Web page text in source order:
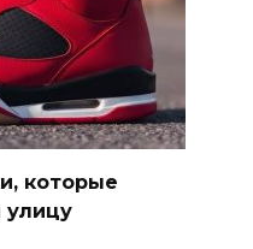
которые
улицу